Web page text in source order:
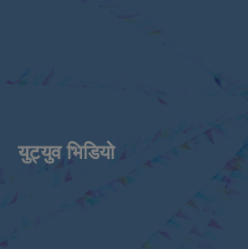
युट्युव भिडियाे